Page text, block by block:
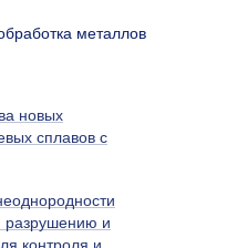
металлов
новых
сплавов с
разрушению и
контроля и